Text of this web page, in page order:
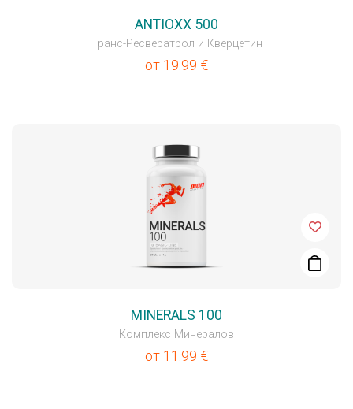
ANTIOXX 500
Транс-Ресвератрол и Кверцетин
от 19.99 €
MINERALS 100
Комплекс Минералов
от 11.99 €